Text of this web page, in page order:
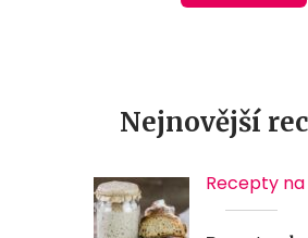
Nejnovější
Recepty